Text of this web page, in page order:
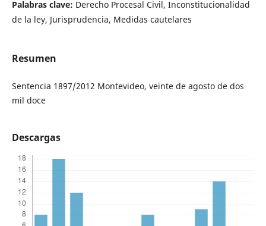
Palabras clave: Derecho Procesal Civil, Inconstitucionalidad
de la ley, Jurisprudencia, Medidas cautelares
Resumen
Sentencia 1897/2012 Montevideo, veinte de agosto de dos
mil doce
Descargas